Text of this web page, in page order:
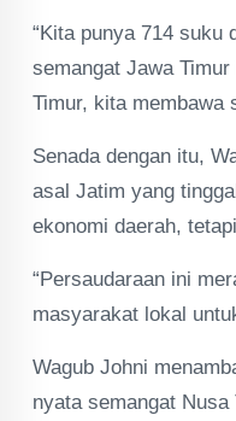
“Kita punya 714 suku
semangat Jawa
Timur, kita membawa
Senada dengan itu,
asal Jatim yang
ekonomi daerah,
“Persaudaraan ini
masyarakat lokal
Wagub Johni
nyata semangat Nusa